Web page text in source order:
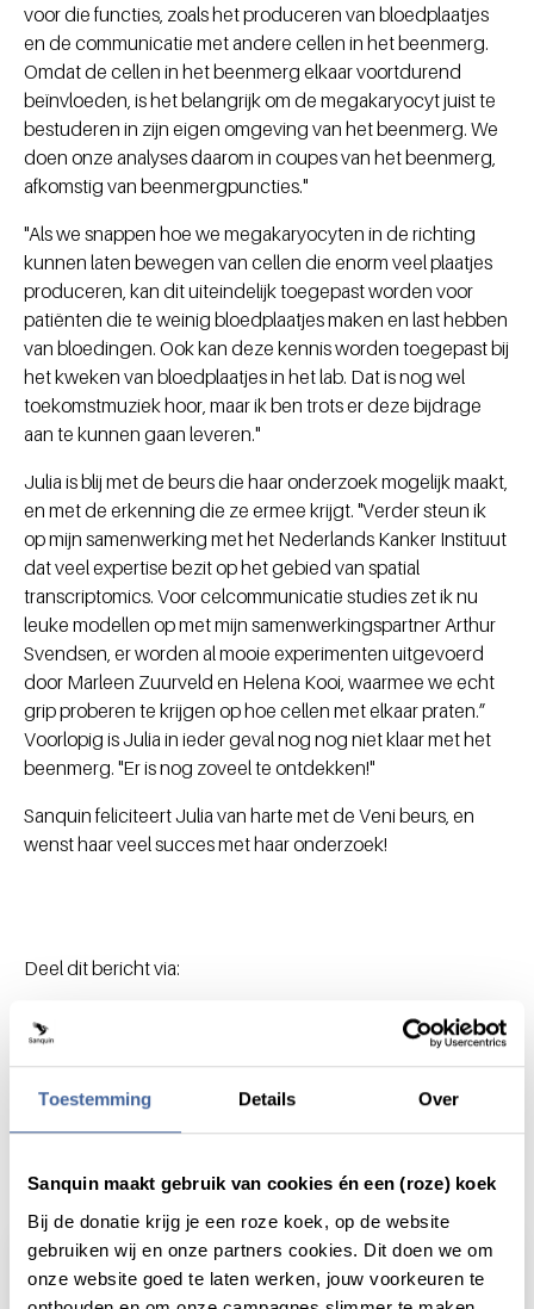
Toestemming Details Over
Sanquin maakt gebruik van cookies én een (roze) koek
Bij de donatie krijg je een roze koek, op de website
gebruiken wij en onze partners cookies. Dit doen we om
onze website goed te laten werken, jouw voorkeuren te
voor die functies, zoals het produceren van bloedplaatjes
en de communicatie met andere cellen in het beenmerg.
Omdat de cellen in het beenmerg elkaar voortdurend
beïnvloeden, is het belangrijk om de megakaryocyt juist te
bestuderen in zijn eigen omgeving van het beenmerg. We
doen onze analyses daarom in coupes van het beenmerg,
afkomstig van beenmergpuncties."
"Als we snappen hoe we megakaryocyten in de richting
kunnen laten bewegen van cellen die enorm veel plaatjes
produceren, kan dit uiteindelijk toegepast worden voor
patiënten die te weinig bloedplaatjes maken en last hebben
van bloedingen. Ook kan deze kennis worden toegepast bij
het kweken van bloedplaatjes in het lab. Dat is nog wel
toekomstmuziek hoor, maar ik ben trots er deze bijdrage
aan te kunnen gaan leveren."
Julia is blij met de beurs die haar onderzoek mogelijk maakt,
en met de erkenning die ze ermee krijgt. "Verder steun ik
op mijn samenwerking met het Nederlands Kanker Instituut
dat veel expertise bezit op het gebied van spatial
transcriptomics. Voor celcommunicatie studies zet ik nu
leuke modellen op met mijn samenwerkingspartner Arthur
Svendsen, er worden al mooie experimenten uitgevoerd
door Marleen Zuurveld en Helena Kooi, waarmee we echt
grip proberen te krijgen op hoe cellen met elkaar praten.”
Voorlopig is Julia in ieder geval nog nog niet klaar met het
beenmerg. "Er is nog zoveel te ontdekken!"
Sanquin feliciteert Julia van harte met de Veni beurs, en
wenst haar veel succes met haar onderzoek!
Deel dit bericht via:
Actueel